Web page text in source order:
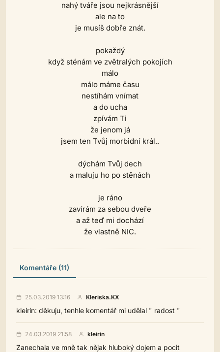
nahý tváře jsou nejkrásnější
ale na to
je musíš dobře znát.
pokaždý
když sténám ve zvětralých pokojích
málo
málo máme času
nestíhám vnímat
a do ucha
zpívám Ti
že jenom já
jsem ten Tvůj morbidní král..
dýchám Tvůj dech
a maluju ho po stěnách
je ráno
zavírám za sebou dveře
a až teď mi dochází
že vlastně NIC.
Komentáře (11)
25.03.2019 13:16 Kleriska.KX
kleirin: děkuju, tenhle komentář mi udělal " radost "
24.03.2019 21:58 kleirin
Zanechala ve mně tak nějak hluboký dojem a pocit